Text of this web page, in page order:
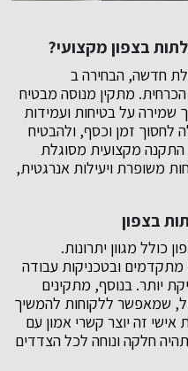
בצפון מקצועי?
חדשה, הבחירה ב
מתקין מנוסה מבטיח
שמירה על בטיחות ועמידות
לחסוך זמן וכסף, ולהבטיח
התקנה מקצועית מסוגלת
משופרת ויעילות אנרגטית,
בצפון
כולל מגוון יתרונות.
ובטכניקות עבודה
יותר. בנוסף, מתקינים
שמאפשר ללקוחות להמשיך
אישי זה יוצר קשרי אמון עם
חלקה ונוחה לכל הצדדים